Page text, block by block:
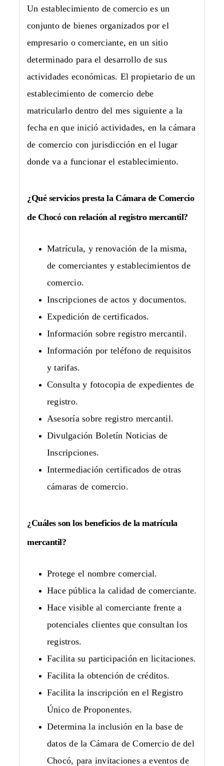
Un establecimiento de comercio es un
conjunto de bienes organizados por el
empresario o comerciante, en un sitio
determinado para el desarrollo de sus
actividades económicas. El propietario de un
establecimiento de comercio debe
matricularlo dentro del mes siguiente a la
fecha en que inició actividades, en la cámara
de comercio con jurisdicción en el lugar
donde va a funcionar el establecimiento.
¿Qué servicios presta la Cámara de Comercio
de Chocó con relación al registro mercantil?
Matrícula, y renovación de la misma,
de comerciantes y establecimientos de
comercio.
Inscripciones de actos y documentos.
Expedición de certificados.
Información sobre registro mercantil.
Información por teléfono de requisitos
y tarifas.
Consulta y fotocopia de expedientes de
registro.
Asesoría sobre registro mercantil.
Divulgación Boletín Noticias de
Inscripciones.
Intermediación certificados de otras
cámaras de comercio.
¿Cuáles son los beneficios de la matrícula
mercantil?
Protege el nombre comercial.
Hace pública la calidad de comerciante.
Hace visible al comerciante frente a
potenciales clientes que consultan los
registros.
Facilita su participación en licitaciones.
Facilita la obtención de créditos.
Facilita la inscripción en el Registro
Único de Proponentes.
Determina la inclusión en la base de
datos de la Cámara de Comercio de del
Chocó, para invitaciones a eventos de